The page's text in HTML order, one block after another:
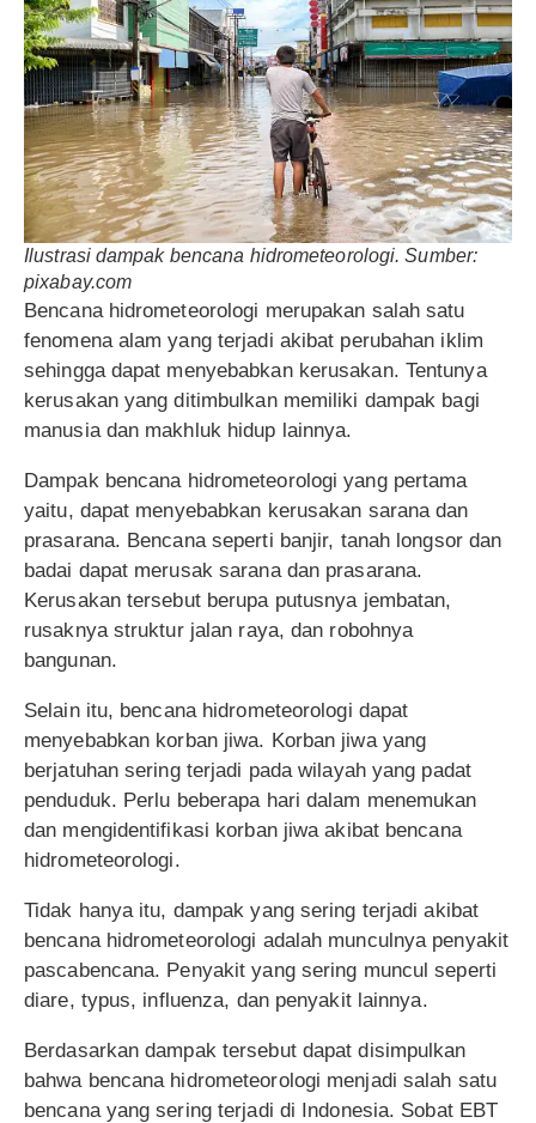
Ilustrasi dampak bencana hidrometeorologi. Sumber:
pixabay.com
Bencana hidrometeorologi merupakan salah satu
fenomena alam yang terjadi akibat perubahan iklim
sehingga dapat menyebabkan kerusakan. Tentunya
kerusakan yang ditimbulkan memiliki dampak bagi
manusia dan makhluk hidup lainnya.
Dampak bencana hidrometeorologi yang pertama
yaitu, dapat menyebabkan kerusakan sarana dan
prasarana. Bencana seperti banjir, tanah longsor dan
badai dapat merusak sarana dan prasarana.
Kerusakan tersebut berupa putusnya jembatan,
rusaknya struktur jalan raya, dan robohnya
bangunan.
Selain itu, bencana hidrometeorologi dapat
menyebabkan korban jiwa. Korban jiwa yang
berjatuhan sering terjadi pada wilayah yang padat
penduduk. Perlu beberapa hari dalam menemukan
dan mengidentifikasi korban jiwa akibat bencana
hidrometeorologi.
Tidak hanya itu, dampak yang sering terjadi akibat
bencana hidrometeorologi adalah munculnya penyakit
pascabencana. Penyakit yang sering muncul seperti
diare, typus, influenza, dan penyakit lainnya.
Berdasarkan dampak tersebut dapat disimpulkan
bahwa bencana hidrometeorologi menjadi salah satu
bencana yang sering terjadi di Indonesia. Sobat EBT